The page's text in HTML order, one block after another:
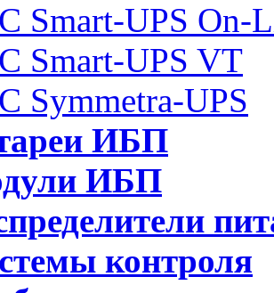
Smart-UPS On-
Smart-UPS VT
Symmetra-UPS
ИБП
ИБП
контроля